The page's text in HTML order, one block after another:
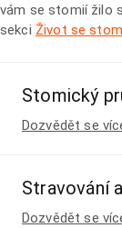
vám se stomií žilo
sekci Život se
Stomický
Dozvědět se
Stravování
Dozvědět se